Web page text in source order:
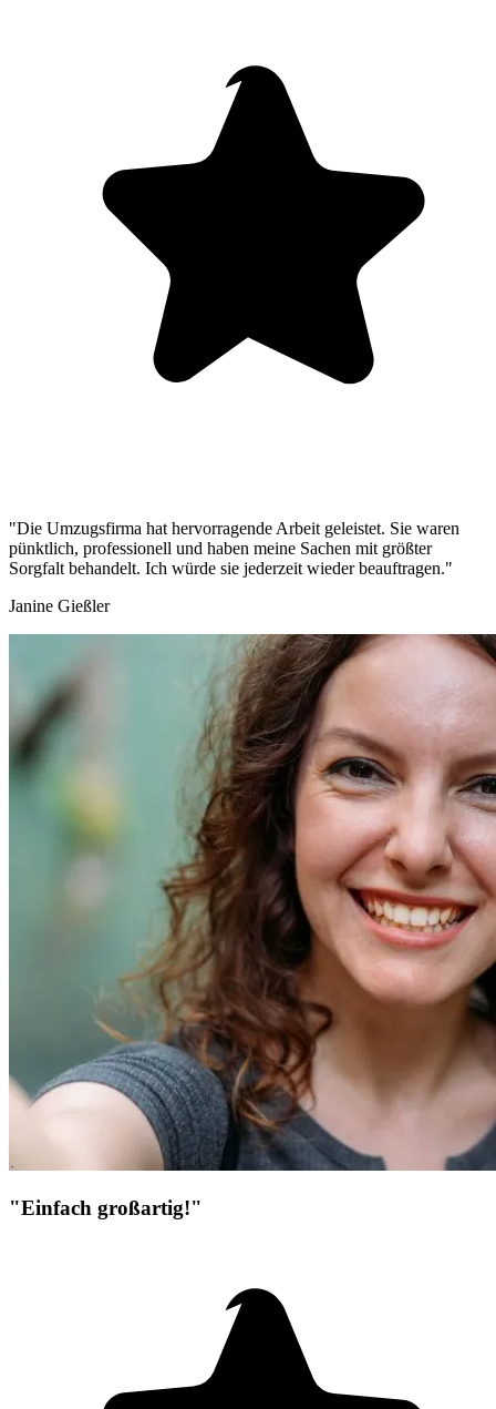
"Die Umzugsfirma hat hervorragende Arbeit geleistet. Sie waren
pünktlich, professionell und haben meine Sachen mit größter
Sorgfalt behandelt. Ich würde sie jederzeit wieder beauftragen."
Janine Gießler
"Einfach großartig!"